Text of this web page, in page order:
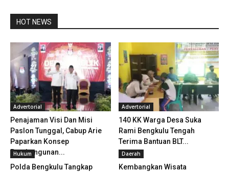
HOT NEWS
Advertorial
Penajaman Visi Dan Misi
Paslon Tunggal, Cabup Arie
Paparkan Konsep
Pembangunan...
Advertorial
140 KK Warga Desa Suka
Rami Bengkulu Tengah
Terima Bantuan BLT...
Hukum
Polda Bengkulu Tangkap
Daerah
Kembangkan Wisata